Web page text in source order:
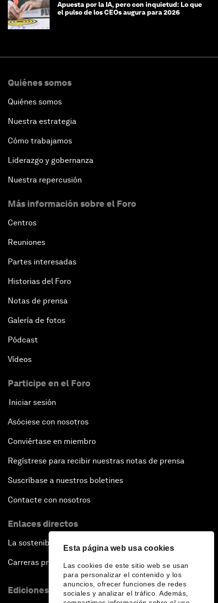
Esta página web usa cookies
Las cookies de este sitio web se usan
para personalizar el contenido y los
anuncios, ofrecer funciones de redes
sociales y analizar el tráfico. Además,
Apuesta por la IA, pero con inquietud: Lo que
el pulso de los CEOs augura para 2026
Quiénes somos
Quiénes somos
Nuestra estrategia
Cómo trabajamos
Liderazgo y gobernanza
Nuestra repercusión
Más información sobre el Foro
Centros
Reuniones
Partes interesadas
Historias del Foro
Notas de prensa
Galería de fotos
Pódcast
Vídeos
Participe en el Foro
Iniciar sesión
Asóciese con nosotros
Conviértase en miembro
Regístrese para recibir nuestras notas de prensa
Suscríbase a nuestros boletines
Contacte con nosotros
Enlaces directos
La sostenibilidad en el Foro
Carreras profesionales
Ediciones en otros idiomas